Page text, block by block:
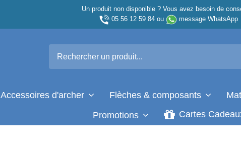
Un produit non disponible ? Vous avez besoin de
05 56 12 59 84ou message WhatsApp
Accessoires d'archer Flèches & composants
Promotions Cartes